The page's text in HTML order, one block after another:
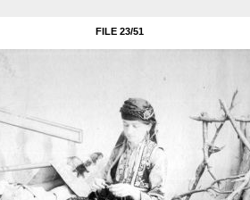
FILE 23/51